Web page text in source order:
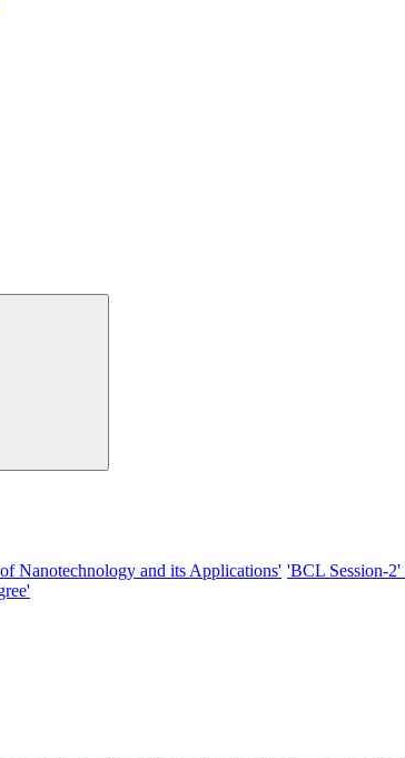
Nanotechnology and its Applications' 'BCL Session-